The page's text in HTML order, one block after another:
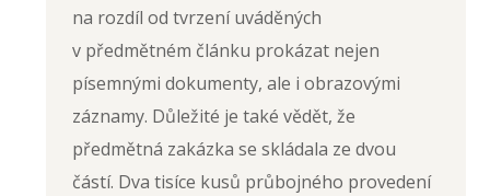
na rozdíl od tvrzení uváděných
v předmětném článku prokázat nejen
písemnými dokumenty, ale i obrazovými
záznamy. Důležité je také vědět, že
předmětná zakázka se skládala ze dvou
částí. Dva tisíce kusů průbojného provedení